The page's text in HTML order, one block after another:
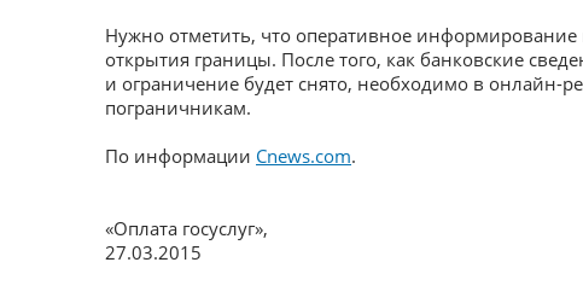
Нужно отметить, что оперативное информирование
открытия границы. После того, как банковские
и ограничение будет снято, необходимо в
пограничникам.
По информации Cnews.com.
«Оплата госуслуг»,
27.03.2015